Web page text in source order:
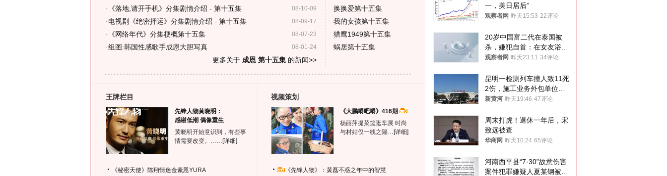
08-10-09
· 《落地,请开手机》分集剧情介绍 - 第十五集
08-09-17
·电视剧《绝密押运》分集剧情介绍 - 第十五集
08-07-23
· 《网络年代》分集梗概第十五集
08-01-24
·组图:韩国性感歌手成恩大胆写真
更多关于 成恩 第十五集的新闻>>
换换爱第十五集
我的女孩第十五集
猎鹰1949第十五集
蜗居第十五集
王牌栏目
先锋人物黄晓明：
感谢低潮 偶像重生
黄晓明开始意识到，有些事
情需要改变。…… [详细]
《秘密天使》陈翔情迷金素恩YURA
视频策划
《大鹏嘚吧嘚》416期
杨丽萍提菜篮逛车展 时尚
与村姑仅一线之隔… [详细]
《先锋人物》：黄磊不惑之年中的智慧
一，美日居后”
观察者网 昨天15:53 22评论
20岁中国富二代在泰国被
杀，嫌犯自首：在女友浴室
看到他
观察者网 昨天23:11 34评论
昆明一检测列车撞人致11死
2伤，施工业务外包单位被
罚1.5万元，国铁昆明局被
新黄河 昨天19:46 47评论
周末打虎！退休一年后，宋
致远被查
华商网 昨天10:24 65评论
河南西平县“7·30”故意伤害
案件犯罪嫌疑人夏某钢被抓